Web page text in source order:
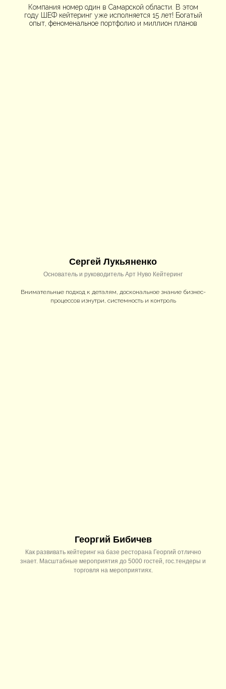
Компания номер один в Самарской области. В этом
году ШЕФ кейтеринг уже исполняется 15 лет! Богатый
опыт, феноменальное портфолио и миллион планов
Сергей Лукьяненко
Основатель и руководитель Арт Нуво Кейтеринг
Внимательные подход к деталям, доскональное знание бизнес-
процессов изнутри, системность и контроль
Георгий Бибичев
Как развивать кейтеринг на базе ресторана Георгий отлично
знает. Масштабные мероприятия до 5000 гостей, гос.тендеры и
торговля на мероприятиях.